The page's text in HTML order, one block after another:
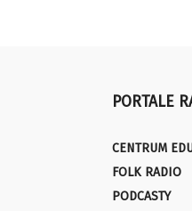
PORTALE
CENTRUM
FOLK RADIO
PODCASTY